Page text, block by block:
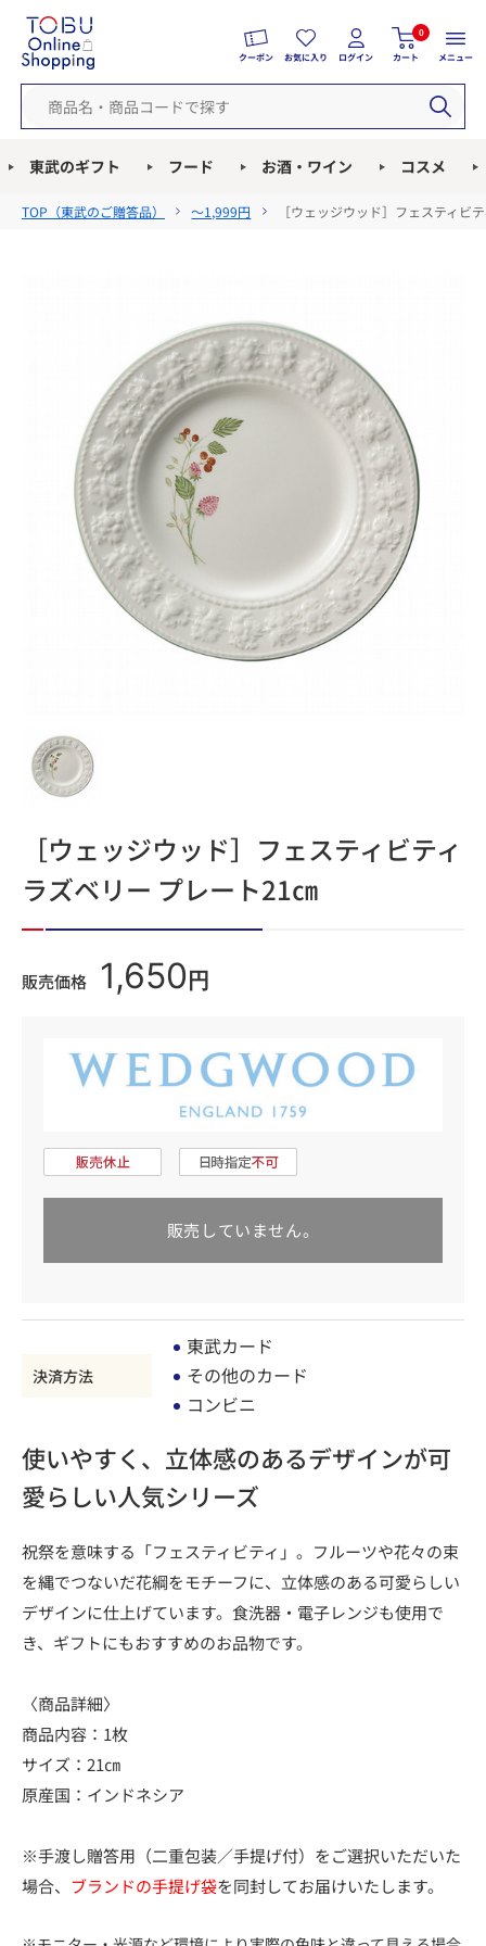
クーポン お気に入り ログイン
0
カート メニュー
東武のギフト フード お酒・ワイン コスメ
TOP（東武のご贈答品） ～1,999円 ［ウェッジウッド］フェスティビ
［ウェッジウッド］フェスティビティ
ラズベリー プレート21㎝
販売価格 1,650 円
販売していません。
決済方法
東武カード
その他のカード
コンビニ
使いやすく、立体感のあるデザインが可
愛らしい人気シリーズ
祝祭を意味する「フェスティビティ」。フルーツや花々の束
を縄でつないだ花綱をモチーフに、立体感のある可愛らしい
デザインに仕上げています。食洗器・電子レンジも使用で
き、ギフトにもおすすめのお品物です。
〈商品詳細〉
商品内容：1枚
サイズ：21㎝
原産国：インドネシア
※手渡し贈答用（二重包装／手提げ付）をご選択いただいた
場合、 ブランドの手提げ袋を同封してお届けいたします。